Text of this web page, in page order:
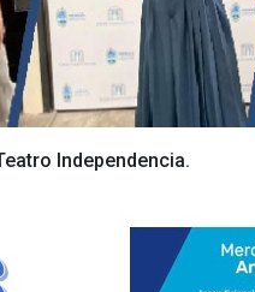
Independencia.